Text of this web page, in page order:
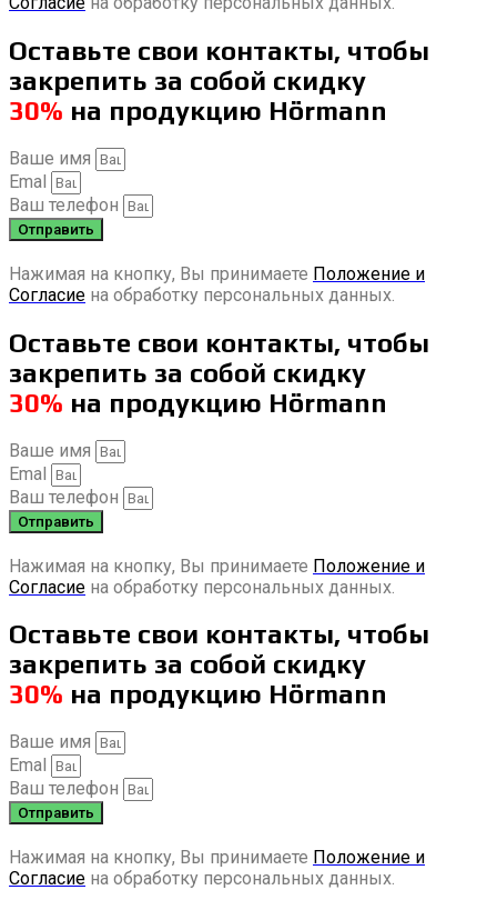
Оставьте свои контакты, чтобы
закрепить за собой скидку
30% на продукцию Hörmann
Ваше имя
Emal
Ваш телефон
Отправить
Нажимая на кнопку, Вы принимаете Положение и
Согласие на обработку персональных данных.
Оставьте свои контакты, чтобы
закрепить за собой скидку
30% на продукцию Hörmann
Ваше имя
Emal
Ваш телефон
Отправить
Нажимая на кнопку, Вы принимаете Положение и
Согласие на обработку персональных данных.
Оставьте свои контакты, чтобы
закрепить за собой скидку
30% на продукцию Hörmann
Ваше имя
Emal
Ваш телефон
Отправить
Нажимая на кнопку, Вы принимаете Положение и
Согласие на обработку персональных данных.